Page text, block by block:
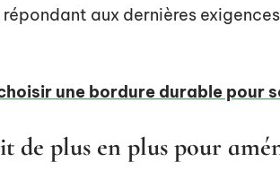
aux dernières
une bordure durable pour
de plus en plus pour